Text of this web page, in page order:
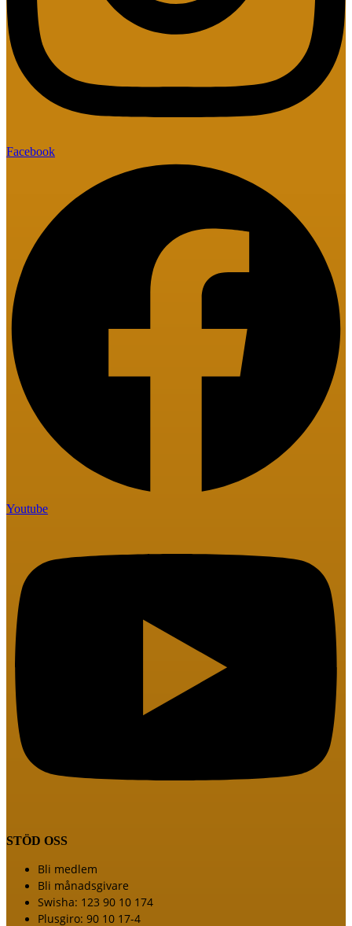
Facebook
Youtube
STÖD OSS
Meny
Bli medlem
Bli månadsgivare
Swisha: 123 90 10 174
Plusgiro: 90 10 17-4